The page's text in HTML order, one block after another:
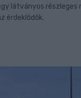
látványos
érdeklődők.